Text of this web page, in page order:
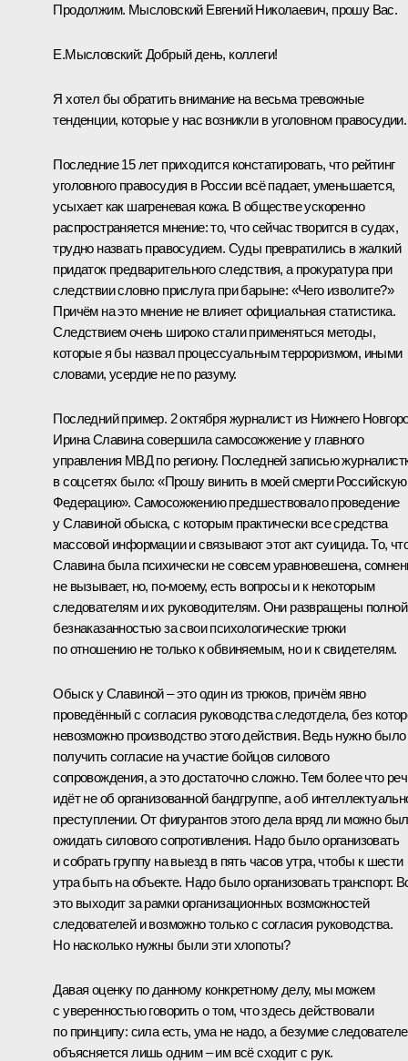
Продолжим. Мысловский Евгений Николаевич, прошу Вас.
Е.Мысловский: Добрый день, коллеги!
Я хотел бы обратить внимание на весьма тревожные
тенденции, которые у нас возникли в уголовном правосудии.
Последние 15 лет приходится констатировать, что рейтинг
уголовного правосудия в России всё падает, уменьшается,
усыхает как шагреневая кожа. В обществе ускоренно
распространяется мнение: то, что сейчас творится в судах,
трудно назвать правосудием. Суды превратились в жалкий
придаток предварительного следствия, а прокуратура при
следствии словно прислуга при барыне: «Чего изволите?»
Причём на это мнение не влияет официальная статистика.
Следствием очень широко стали применяться методы,
которые я бы назвал процессуальным терроризмом, иными
словами, усердие не по разуму.
Последний пример. 2 октября журналист из Нижнего
Ирина Славина совершила самосожжение у главного
управления МВД по региону. Последней записью
в соцсетях было: «Прошу винить в моей смерти Российскую
Федерацию». Самосожжению предшествовало проведение
у Славиной обыска, с которым практически все средства
массовой информации и связывают этот акт суицида. То,
Славина была психически не совсем уравновешена,
не вызывает, но, по-моему, есть вопросы и к некоторым
следователям и их руководителям. Они развращены полной
безнаказанностью за свои психологические трюки
по отношению не только к обвиняемым, но и к свидетелям.
Обыск у Славиной – это один из трюков, причём явно
проведённый с согласия руководства следотдела, без
невозможно производство этого действия. Ведь нужно было
получить согласие на участие бойцов силового
сопровождения, а это достаточно сложно. Тем более что
идёт не об организованной бандгруппе, а об
преступлении. От фигурантов этого дела вряд ли можно
ожидать силового сопротивления. Надо было организовать
и собрать группу на выезд в пять часов утра, чтобы к шести
утра быть на объекте. Надо было организовать транспорт.
это выходит за рамки организационных возможностей
следователей и возможно только с согласия руководства.
Но насколько нужны были эти хлопоты?
Давая оценку по данному конкретному делу, мы можем
с уверенностью говорить о том, что здесь действовали
по принципу: сила есть, ума не надо, а безумие
объясняется лишь одним – им всё сходит с рук.